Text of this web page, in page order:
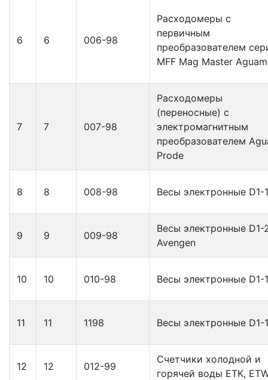
6 6 006-98
Расходомеры с
первичным
преобразователем
MFF Mag Master
7 7 007-98
Расходомеры
(переносные) с
электромагнитным
преобразователем
Prode
8 8 008-98 Весы электронные D1-
9 9 009-98
Весы электронные D1-
Avengen
10 10 010-98 Весы электронные D1-
11 11 1198 Весы электронные D1-
12 12 012-99
Счетчики холодной и
горячей воды ETK,